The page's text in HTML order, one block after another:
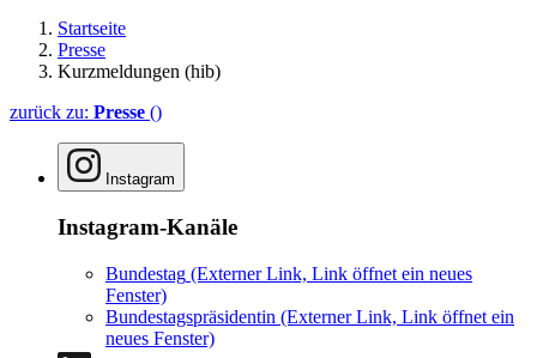
Startseite
Presse
Kurzmeldungen (hib)
zurück zu: Presse ()
Instagram
Instagram-Kanäle
Bundestag (Externer Link, Link öffnet ein neues
Fenster)
Bundestagspräsidentin (Externer Link, Link öffnet ein
neues Fenster)